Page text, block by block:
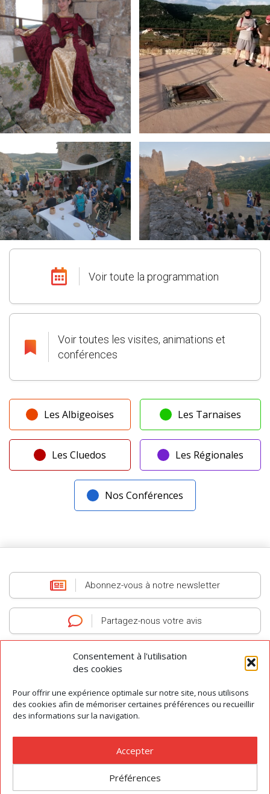
Consentement à l'utilisation
des cookies
Pour offrir une expérience optimale sur notre site, nous utilisons
des cookies afin de mémoriser certaines préférences ou recueillir
des informations sur la navigation.
Accepter
Préférences
Voir toute la programmation
Voir toutes les visites, animations et
conférences
Les Albigeoises Les Tarnaises
Les Cluedos Les Régionales
Nos Conférences
Abonnez-vous à notre newsletter
Partagez-nous votre avis
AGIT -Association des Guides Interprètes du Tarn-Tous droits réservés
© 2026